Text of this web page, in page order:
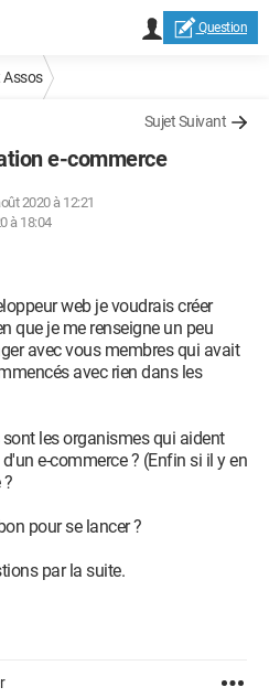
Question
Assos
Sujet Suivant
e-commerce
2020 à 12:21
à 18:04
web je voudrais créer
que je me renseigne un peu
avec vous membres qui avait
avec rien dans les
les organismes qui aident
e-commerce ? (Enfin si il y en
pour se lancer ?
par la suite.